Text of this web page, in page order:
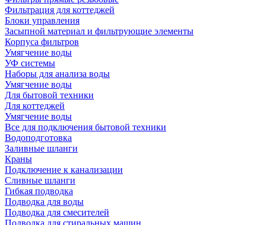
Фильтрация для коттеджей
Блоки управления
Засыпной материал и фильтрующие элементы
Корпуса фильтров
Умягчение воды
УФ системы
Наборы для анализа воды
Умягчение воды
Для бытовой техники
Для коттеджей
Умягчение воды
Все для подключения бытовой техники
Водоподготовка
Заливные шланги
Краны
Подключение к канализации
Сливные шланги
Гибкая подводка
Подводка для воды
Подводка для смесителей
Подводка для стиральных машин